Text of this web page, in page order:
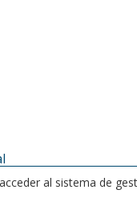
al sistema de